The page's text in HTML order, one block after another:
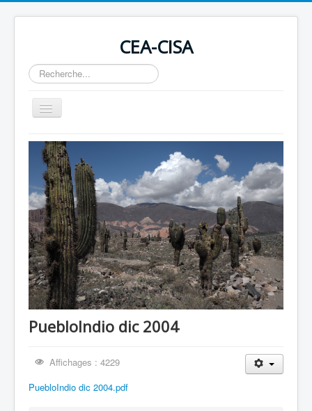
CEA-CISA
Rechercher
Basculer
la
Home
Actualités
Conseil des Droits de l'Homme
Revues
Soutenir en devenant membre ou par un don
Contact
Liens
OIT 169
Hermano German Choquehuanca Condori
PuebloIndio dic 2004
Affichages : 4229
PuebloIndio dic 2004.pdf